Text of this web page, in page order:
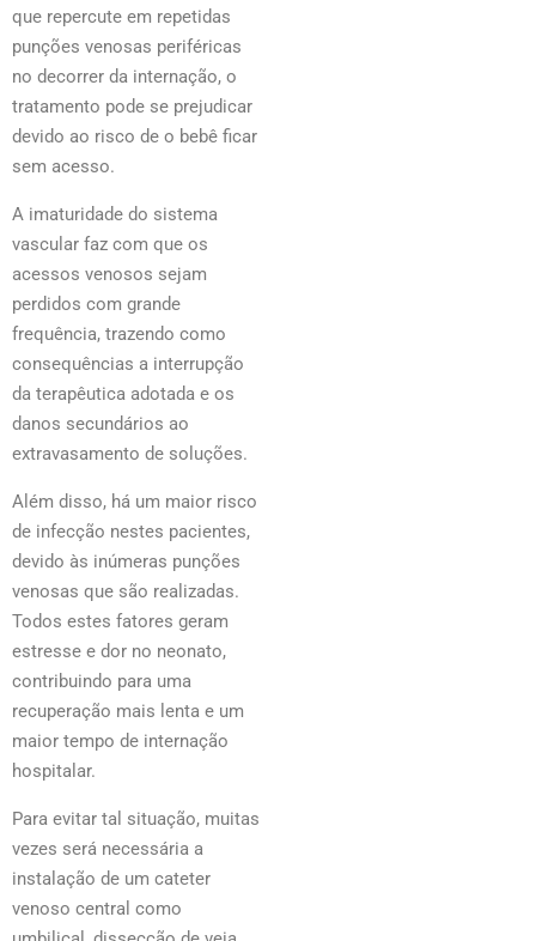
que repercute em repetidas
punções venosas periféricas
no decorrer da internação, o
tratamento pode se prejudicar
devido ao risco de o bebê ficar
sem acesso.
A imaturidade do sistema
vascular faz com que os
acessos venosos sejam
perdidos com grande
frequência, trazendo como
consequências a interrupção
da terapêutica adotada e os
danos secundários ao
extravasamento de soluções.
Além disso, há um maior risco
de infecção nestes pacientes,
devido às inúmeras punções
venosas que são realizadas.
Todos estes fatores geram
estresse e dor no neonato,
contribuindo para uma
recuperação mais lenta e um
maior tempo de internação
hospitalar.
Para evitar tal situação, muitas
vezes será necessária a
instalação de um cateter
venoso central como